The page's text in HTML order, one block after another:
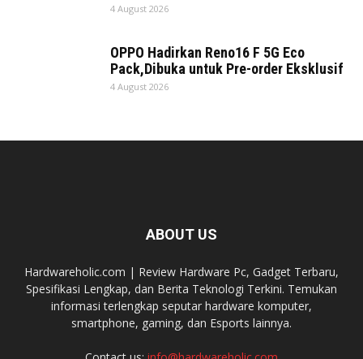
4 August 2026
OPPO Hadirkan Reno16 F 5G Eco
Pack,Dibuka untuk Pre-order Eksklusif
4 August 2026
ABOUT US
Hardwareholic.com | Review Hardware Pc, Gadget Terbaru,
Spesifikasi Lengkap, dan Berita Teknologi Terkini. Temukan
informasi terlengkap seputar hardware komputer,
smartphone, gaming, dan Esports lainnya.